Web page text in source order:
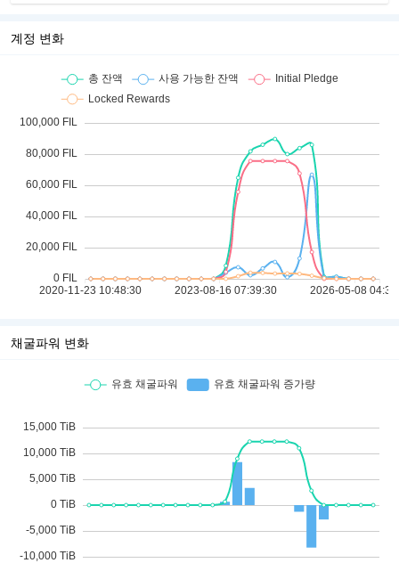
계정 변화
채굴파워 변화